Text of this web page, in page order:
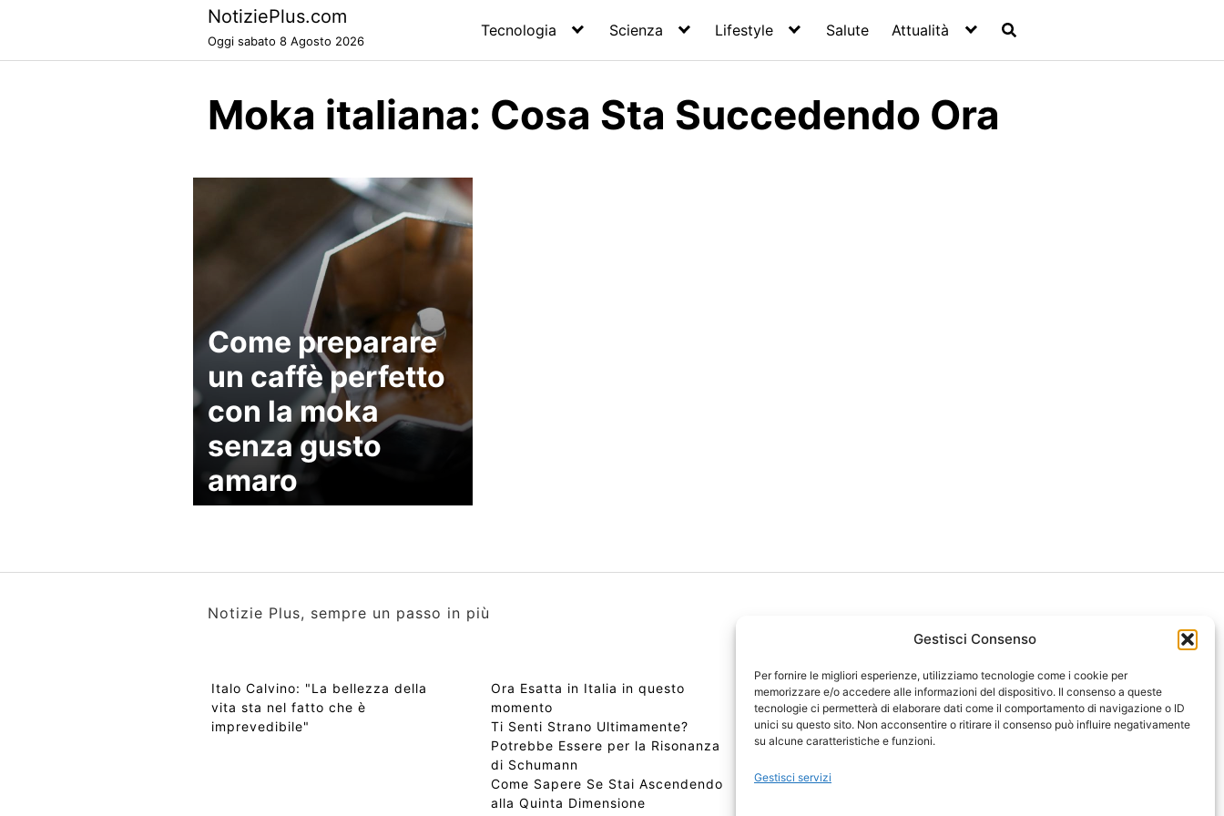
Gestisci Consenso
Per fornire le migliori esperienze, utilizziamo tecnologie come i cookie per
memorizzare e/o accedere alle informazioni del dispositivo. Il consenso a queste
tecnologie ci permetterà di elaborare dati come il comportamento di navigazione o ID
unici su questo sito. Non acconsentire o ritirare il consenso può influire negativamente
su alcune caratteristiche e funzioni.
Gestisci servizi
NotiziePlus.com
Oggi sabato 8 Agosto 2026
Tecnologia Scienza Lifestyle Salute Attualità
Moka italiana: Cosa Sta Succedendo Ora
Come preparare
un caffè perfetto
con la moka
senza gusto
amaro
Notizie Plus, sempre un passo in più
Italo Calvino: "La bellezza della
vita sta nel fatto che è
imprevedibile"
Ora Esatta in Italia in questo
momento
Ti Senti Strano Ultimamente?
Potrebbe Essere per la Risonanza
di Schumann
Come Sapere Se Stai Ascendendo
alla Quinta Dimensione
Copyright 2026 NotiziePlus.com
Edizioni Web4Star
Chi Siamo: Redazione
📰 Contenuto Umano Verificato
Sitemap-